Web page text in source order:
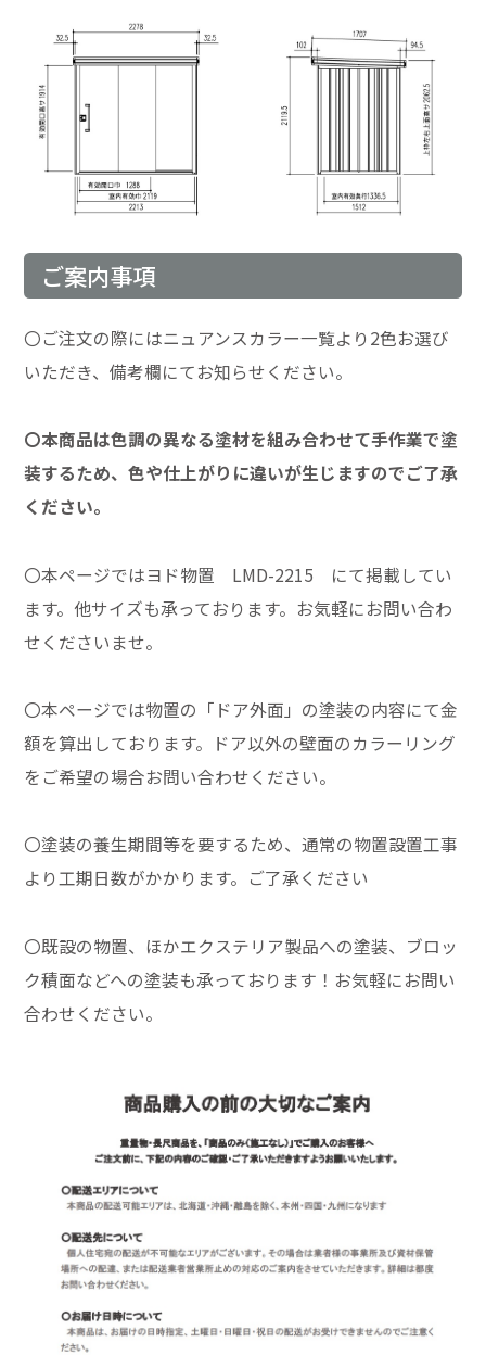
ご案内事項
〇ご注文の際にはニュアンスカラー一覧より2色お選び
いただき、備考欄にてお知らせください。
〇本商品は色調の異なる塗材を組み合わせて手作業で塗
装するため、色や仕上がりに違いが生じますのでご了承
ください。
〇本ページではヨド物置 LMD-2215 にて掲載してい
ます。他サイズも承っております。お気軽にお問い合わ
せくださいませ。
〇本ページでは物置の「ドア外面」の塗装の内容にて金
額を算出しております。ドア以外の壁面のカラーリング
をご希望の場合お問い合わせください。
〇塗装の養生期間等を要するため、通常の物置設置工事
より工期日数がかかります。ご了承ください
〇既設の物置、ほかエクステリア製品への塗装、ブロッ
ク積面などへの塗装も承っております！お気軽にお問い
合わせください。